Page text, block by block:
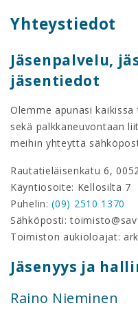
Yhteystiedot
Jäsenpalvelu,
jäsentiedot
Olemme apunasi
sekä palkkaneuvontaan
meihin yhteyttä
Rautatieläisenkatu 6,
Käyntiosoite: Kellosilta 7
Puhelin:(09) 2510 1370
Sähköposti:
Toimiston aukioloajat:
Jäsenyys ja
Raino Nieminen